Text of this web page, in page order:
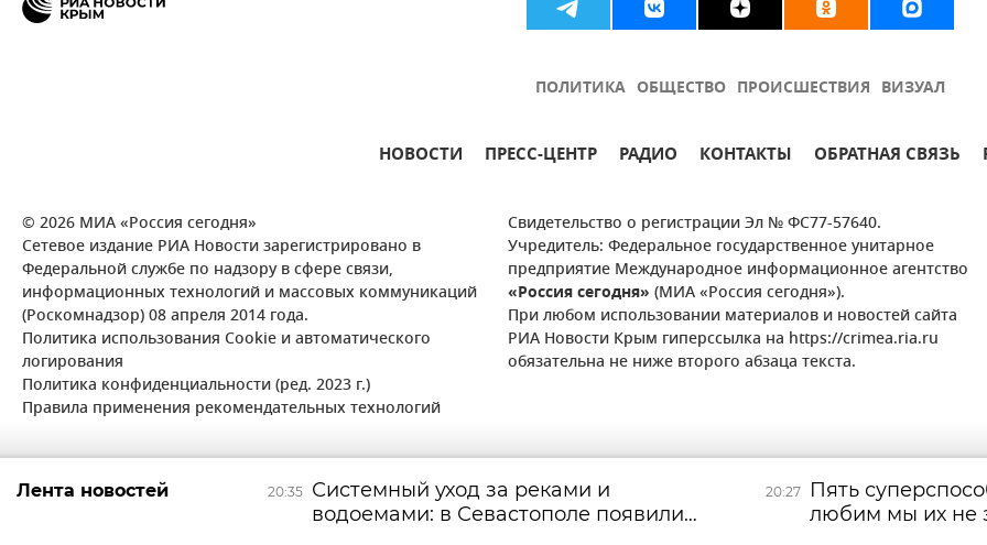
ПОЛИТИКА ОБЩЕСТВО ПРОИСШЕСТВИЯ ВИЗУАЛ
НОВОСТИ ПРЕСС-ЦЕНТР РАДИО КОНТАКТЫ ОБРАТНАЯ СВЯЗЬ
© 2026 МИА «Россия сегодня»
Сетевое издание РИА Новости зарегистрировано в
Федеральной службе по надзору в сфере связи,
информационных технологий и массовых коммуникаций
(Роскомнадзор) 08 апреля 2014 года.
Политика использования Cookie и автоматического
логирования
Политика конфиденциальности (ред. 2023 г.)
Правила применения рекомендательных технологий
Свидетельство о регистрации Эл № ФС77-57640.
Учредитель: Федеральное государственное унитарное
предприятие Международное информационное агентство
«Россия сегодня» (МИА «Россия сегодня»).
При любом использовании материалов и новостей сайта
РИА Новости Крым гиперссылка на https://crimea.ria.ru
обязательна не ниже второго абзаца текста.
20:35
Системный уход за реками и
водоемами: в Севастополе появились
20:27
Пять
любим мы их не
Лента новостей